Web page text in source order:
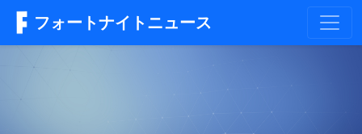
フォートナイトニュース